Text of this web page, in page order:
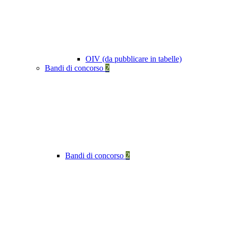
OIV (da pubblicare in tabelle)
Bandi di concorso 2
Bandi di concorso 2